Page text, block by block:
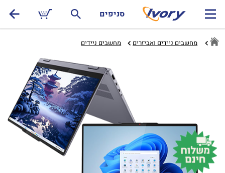
סניפים
מחשבים ניידים ואביזרים מחשבים ניידים‏